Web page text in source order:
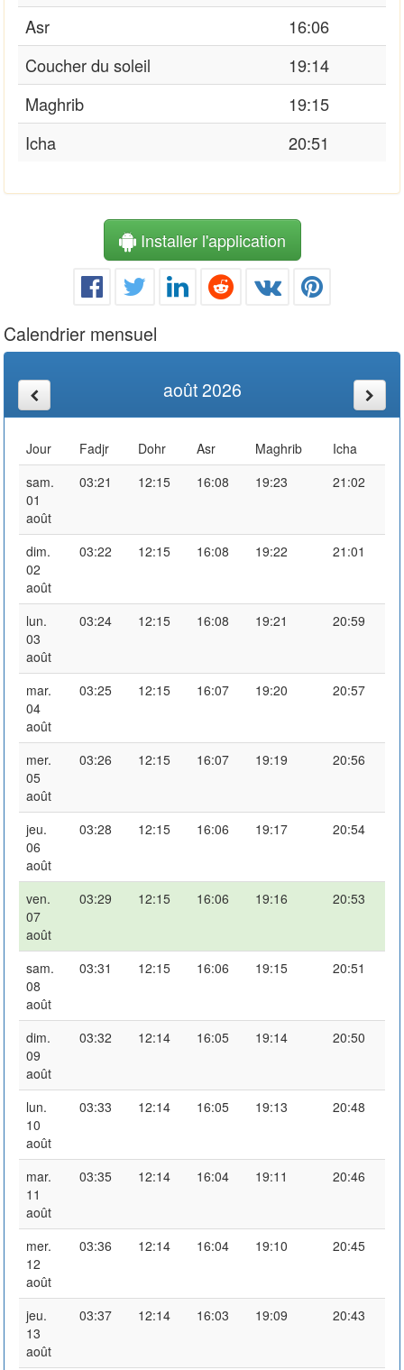
Asr
16:06
Coucher du soleil
19:14
Maghrib
19:15
Icha
20:51
Installer l'application
Calendrier mensuel
août 2026
Jour Fadjr Dohr Asr Maghrib
Icha
sam.
01
août
03:21 12:15 16:08 19:23 21:02
dim.
02
août
03:22 12:15 16:08 19:22 21:01
lun.
03
août
03:24 12:15 16:08 19:21 20:59
mar.
04
août
03:25 12:15 16:07 19:20 20:57
mer.
05
août
03:26 12:15 16:07 19:19 20:56
jeu.
06
août
03:28 12:15 16:06 19:17 20:54
ven.
07
août
03:29 12:15 16:06 19:16 20:53
sam.
08
août
03:31 12:15 16:06 19:15 20:51
dim.
09
août
03:32 12:14 16:05 19:14 20:50
lun.
10
août
03:33 12:14 16:05 19:13 20:48
mar.
11
août
03:35 12:14 16:04 19:11 20:46
mer.
12
août
03:36 12:14 16:04 19:10 20:45
jeu.
13
août
03:37 12:14 16:03 19:09 20:43